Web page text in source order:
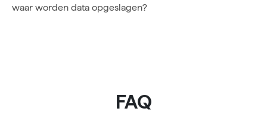
waar worden data opgeslagen?
FAQ